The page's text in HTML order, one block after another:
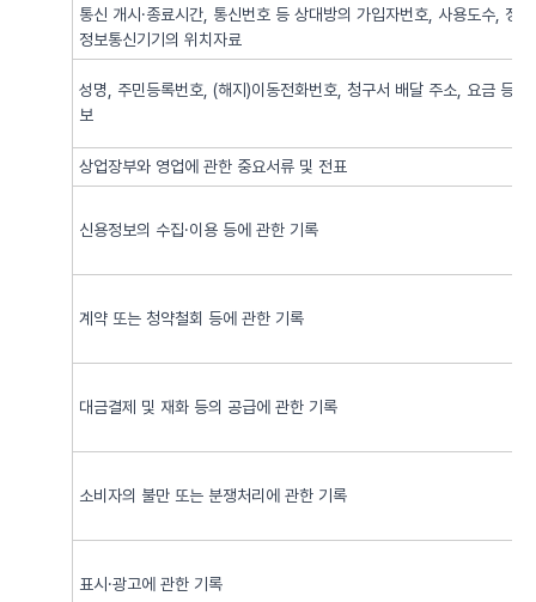
통신 개시·종료시간, 통신번호 등 상대방의 가입자번호, 사용도수, 정
정보통신기기의 위치자료
성명, 주민등록번호, (해지)이동전화번호, 청구서 배달 주소, 요금 등
보
상업장부와 영업에 관한 중요서류 및 전표
신용정보의 수집·이용 등에 관한 기록
계약 또는 청약철회 등에 관한 기록
대금결제 및 재화 등의 공급에 관한 기록
소비자의 불만 또는 분쟁처리에 관한 기록
표시·광고에 관한 기록